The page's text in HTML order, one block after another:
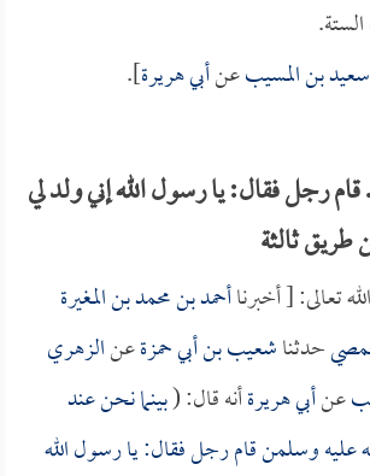
سعيد بن المسيبعنأبي هريرة].
رجل فقال: يا رسول الله إني ولد لي
ثالثة
تعالى: [ أخبرناأحمد بن محمد بن المغيرة
حدثناشعيب بن أبي حمزةعنالزهري
عنأبي هريرةأنه قال: (بينما نحن عند
عليه وسلمن قام رجل فقال: يا رسول الله